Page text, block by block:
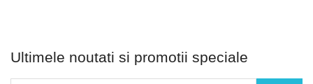
Ultimele noutati si promotii speciale